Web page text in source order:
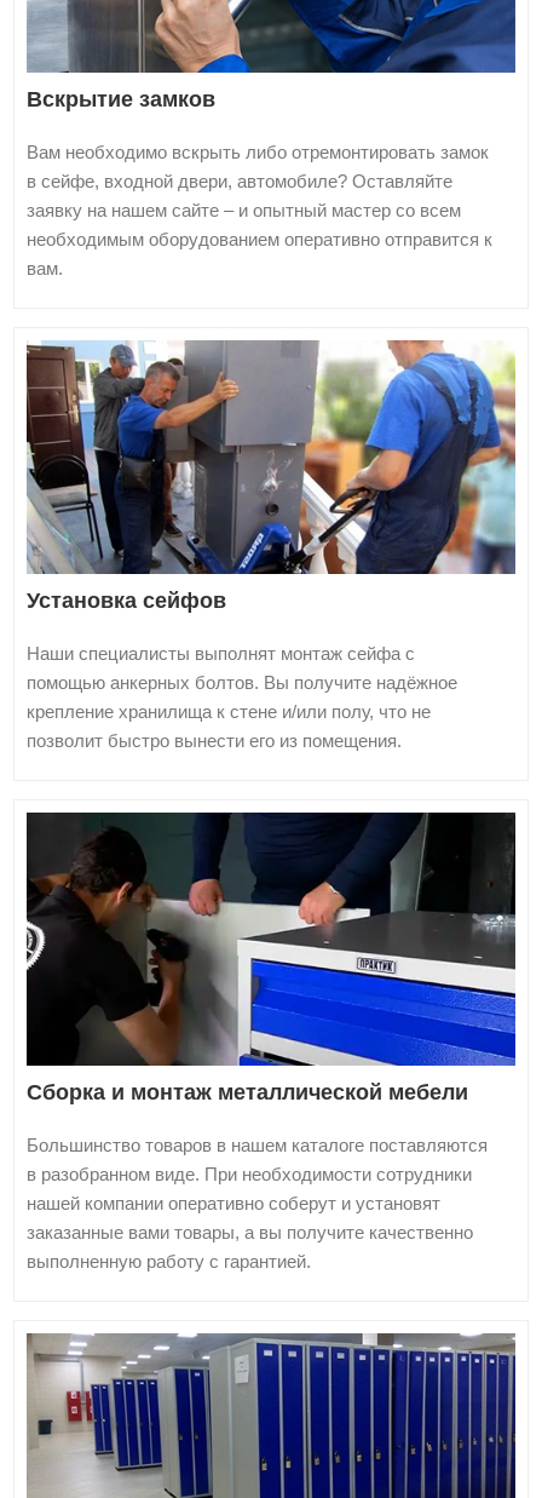
Вскрытие замков
Вам необходимо вскрыть либо отремонтировать замок
в сейфе, входной двери, автомобиле? Оставляйте
заявку на нашем сайте – и опытный мастер со всем
необходимым оборудованием оперативно отправится к
вам.
Установка сейфов
Наши специалисты выполнят монтаж сейфа с
помощью анкерных болтов. Вы получите надёжное
крепление хранилища к стене и/или полу, что не
позволит быстро вынести его из помещения.
Сборка и монтаж металлической мебели
Большинство товаров в нашем каталоге поставляются
в разобранном виде. При необходимости сотрудники
нашей компании оперативно соберут и установят
заказанные вами товары, а вы получите качественно
выполненную работу с гарантией.